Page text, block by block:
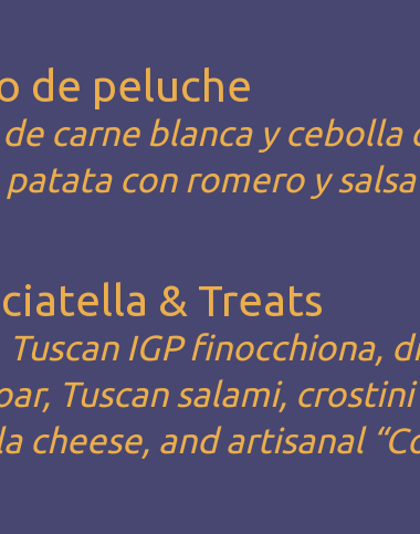
de peluche
carne blanca y cebolla
con romero y
& Treats
Tuscan IGP finocchiona,
Tuscan salami,
cheese, and artisanal